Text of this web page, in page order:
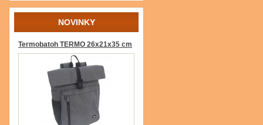
NOVINKY
Termobatoh TERMO 26x21x35 cm